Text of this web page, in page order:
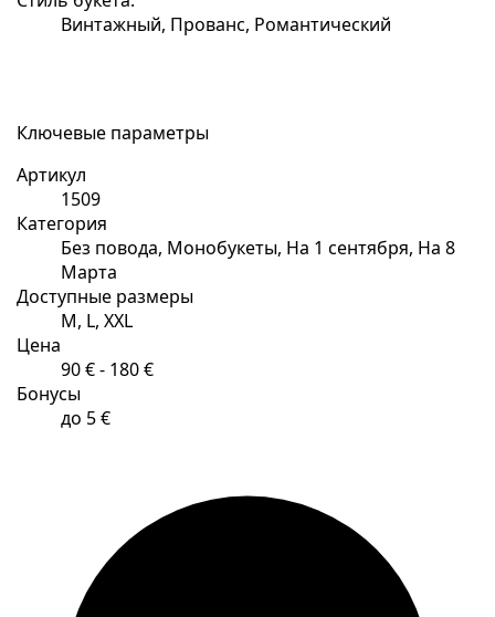
Винтажный, Прованс, Романтический
Ключевые параметры
Артикул
1509
Категория
Без повода, Монобукеты, На 1 сентября, На 8
Марта
Доступные размеры
M, L, XXL
Цена
90 € - 180 €
Бонусы
до 5 €